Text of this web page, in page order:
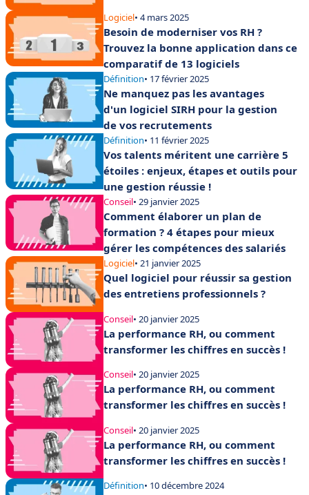
Logiciel• 4 mars 2025
Besoin de moderniser vos RH ?
Trouvez la bonne application dans ce
comparatif de 13 logiciels
Définition• 17 février 2025
Ne manquez pas les avantages
d'un logiciel SIRH pour la gestion
de vos recrutements
Définition• 11 février 2025
Vos talents méritent une carrière 5
étoiles : enjeux, étapes et outils pour
une gestion réussie !
Conseil• 29 janvier 2025
Comment élaborer un plan de
formation ? 4 étapes pour mieux
gérer les compétences des salariés
Logiciel• 21 janvier 2025
Quel logiciel pour réussir sa gestion
des entretiens professionnels ?
Conseil• 20 janvier 2025
La performance RH, ou comment
transformer les chiffres en succès !
Conseil• 20 janvier 2025
La performance RH, ou comment
transformer les chiffres en succès !
Conseil• 20 janvier 2025
La performance RH, ou comment
transformer les chiffres en succès !
Définition• 10 décembre 2024